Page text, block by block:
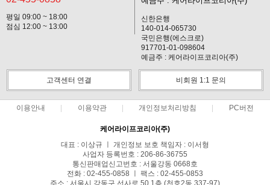
평일 09:00 ~ 18:00
점심 12:00 ~ 13:00
신한은행
140-014-065730
국민은행(에스크로)
917701-01-098604
예금주 : 케어라이프코리아(주)
고객센터 연결 비회원 1:1 문의
이용안내 이용약관 개인정보처리방침 PC버전
케어라이프코리아(주)
대표 : 이상규 ㅣ 개인정보 보호 책임자 : 이서형
사업자 등록번호 : 206-86-36755
통신판매업신고번호 : 서울강동 0668호
전화 : 02-455-0858 ㅣ 팩스 : 02-455-0853
주소 : 서울시 강동구 선사로 50 1층 (천호2동 337-97)